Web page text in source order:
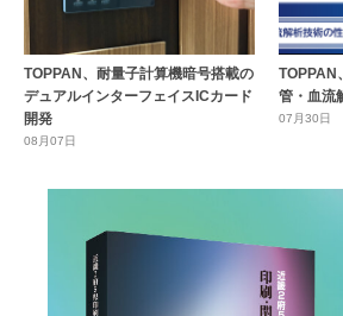
TOPPAN、耐量子計算機暗号搭載の
デュアルインターフェイスICカード
開発
08月07日
TOPPAN
管・血流
07月30日